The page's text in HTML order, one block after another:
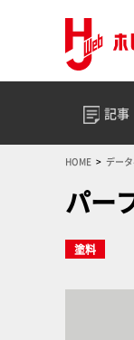
記事
HOME デー
パー
塗料